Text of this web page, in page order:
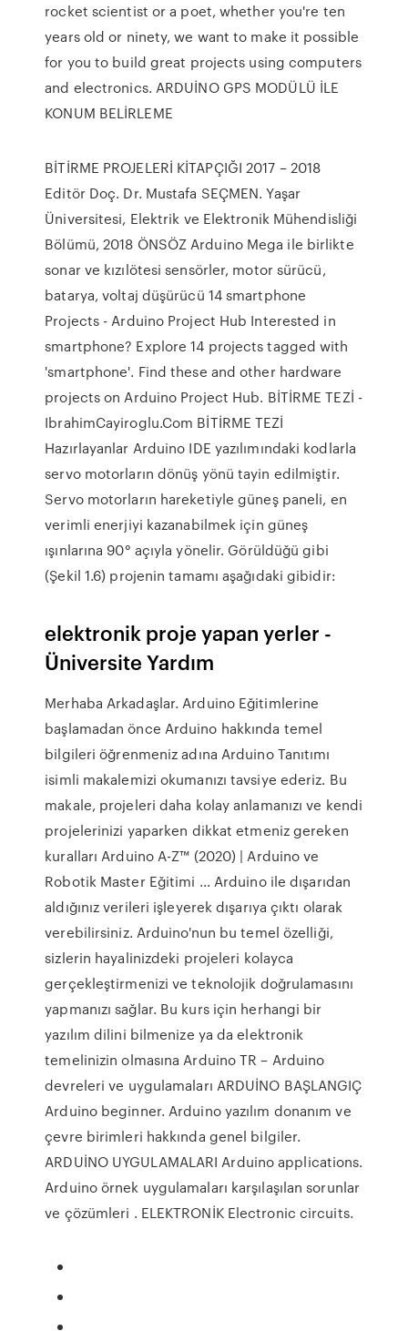
rocket scientist or a poet, whether you're ten
years old or ninety, we want to make it possible
for you to build great projects using computers
and electronics. ARDUİNO GPS MODÜLÜ İLE
KONUM BELİRLEME
BİTİRME PROJELERİ KİTAPÇIĞI 2017 – 2018
Editör Doç. Dr. Mustafa SEÇMEN. Yaşar
Üniversitesi, Elektrik ve Elektronik Mühendisliği
Bölümü, 2018 ÖNSÖZ Arduino Mega ile birlikte
sonar ve kızılötesi sensörler, motor sürücü,
batarya, voltaj düşürücü 14 smartphone
Projects - Arduino Project Hub Interested in
smartphone? Explore 14 projects tagged with
'smartphone'. Find these and other hardware
projects on Arduino Project Hub. BİTİRME TEZİ -
IbrahimCayiroglu.Com BİTİRME TEZİ
Hazırlayanlar Arduino IDE yazılımındaki kodlarla
servo motorların dönüş yönü tayin edilmiştir.
Servo motorların hareketiyle güneş paneli, en
verimli enerjiyi kazanabilmek için güneş
ışınlarına 90° açıyla yönelir. Görüldüğü gibi
(Şekil 1.6) projenin tamamı aşağıdaki gibidir:
elektronik proje yapan yerler -
Üniversite Yardım
Merhaba Arkadaşlar. Arduino Eğitimlerine
başlamadan önce Arduino hakkında temel
bilgileri öğrenmeniz adına Arduino Tanıtımı
isimli makalemizi okumanızı tavsiye ederiz. Bu
makale, projeleri daha kolay anlamanızı ve kendi
projelerinizi yaparken dikkat etmeniz gereken
kuralları Arduino A-Z™ (2020) | Arduino ve
Robotik Master Eğitimi ... Arduino ile dışarıdan
aldığınız verileri işleyerek dışarıya çıktı olarak
verebilirsiniz. Arduino'nun bu temel özelliği,
sizlerin hayalinizdeki projeleri kolayca
gerçekleştirmenizi ve teknolojik doğrulamasını
yapmanızı sağlar. Bu kurs için herhangi bir
yazılım dilini bilmenize ya da elektronik
temelinizin olmasına Arduino TR – Arduino
devreleri ve uygulamaları ARDUİNO BAŞLANGIÇ
Arduino beginner. Arduino yazılım donanım ve
çevre birimleri hakkında genel bilgiler.
ARDUİNO UYGULAMALARI Arduino applications.
Arduino örnek uygulamaları karşılaşılan sorunlar
ve çözümleri . ELEKTRONİK Electronic circuits.